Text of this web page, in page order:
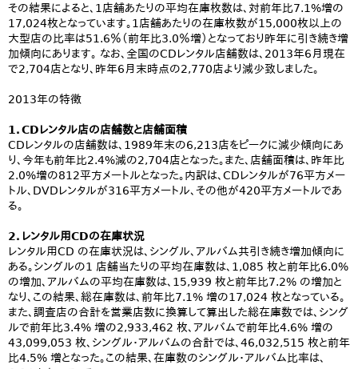
その結果によると、1店舗あたりの平均在庫枚数は、対前年比7.1%増の
17,024枚となっています。1店舗あたりの在庫枚数が15,000枚以上の
大型店の比率は51.6％（前年比3.0％増）となっており昨年に引き続き増
加傾向にあります。 なお、全国のCDレンタル店舗数は、2013年6月現在
で2,704店となり、昨年6月末時点の2,770店より減少致しました。
2013年の特徴
1．CDレンタル店の店舗数と店舗面積
CDレンタルの店舗数は、1989年末の6,213店をピークに減少傾向にあ
り、今年も前年比2.4%減の2,704店となった。また、店舗面積は、昨年比
2.0%増の812平方メートルとなった。内訳は、CDレンタルが76平方メー
トル、DVDレンタルが316平方メートル、その他が420平方メートルであ
る。
2．レンタル用CDの在庫状況
レンタル用CD の在庫状況は、シングル、アルバム共引き続き増加傾向に
ある。シングルの1 店舗当たりの平均在庫数は、1,085 枚と前年比6.0%
の増加、アルバムの平均在庫数は、15,939 枚と前年比7.2% の増加と
なり、この結果、総在庫数は、前年比7.1% 増の17,024 枚となっている。
また、調査店の合計を営業店数に換算して算出した総在庫数では、シング
ルで前年比3.4% 増の2,933,462 枚、アルバムで前年比4.6% 増の
43,099,053 枚、シングル・アルバムの合計では、46,032,515 枚と前年
比4.5% 増となった。この結果、在庫数のシングル・アルバム比率は、